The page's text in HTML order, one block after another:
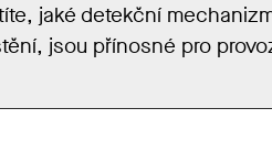
jaké detekční
jsou přínosné pro